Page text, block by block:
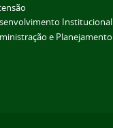
Institucional
e Planejamento